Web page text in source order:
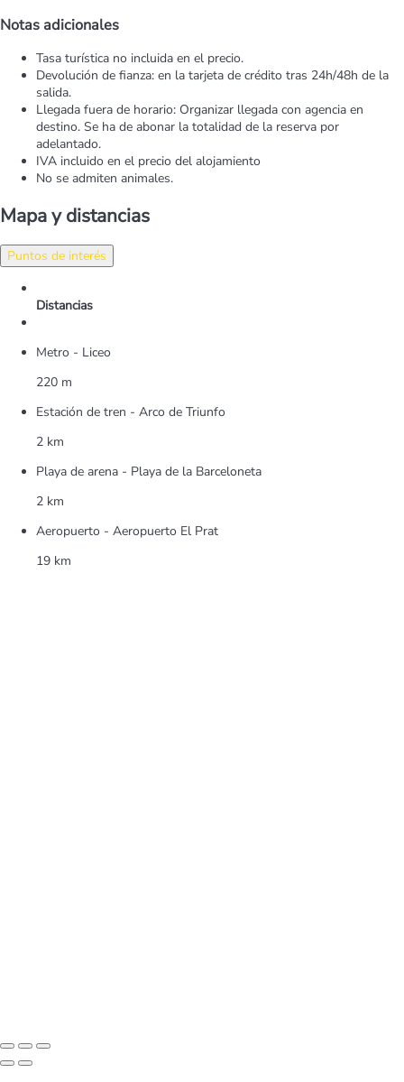
Notas adicionales
Tasa turística no incluida en el precio.
Devolución de fianza: en la tarjeta de crédito tras 24h/48h de la
salida.
Llegada fuera de horario: Organizar llegada con agencia en
destino. Se ha de abonar la totalidad de la reserva por
adelantado.
IVA incluido en el precio del alojamiento
No se admiten animales.
Mapa y distancias
Puntos de interés
Distancias
Metro - Liceo
220 m
Estación de tren - Arco de Triunfo
2 km
Playa de arena - Playa de la Barceloneta
2 km
Aeropuerto - Aeropuerto El Prat
19 km